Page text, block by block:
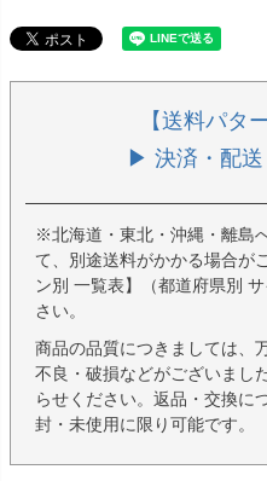
【送料パタ
▶ 決済・配送
※北海道・東北・沖縄・離島
て、別途送料がかかる場合が
ン別 一覧表】（都道府県別
さい。
商品の品質につきましては、
不良・破損などがございまし
らせください。返品・交換に
封・未使用に限り可能です。